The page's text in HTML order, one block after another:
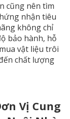
cũng nên tìm
nhận tiêu
không chỉ
bảo hành, hỗ
vật liệu trôi
chất lượng
Vị Cung